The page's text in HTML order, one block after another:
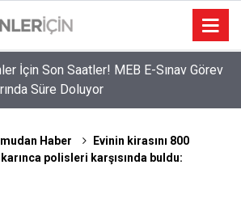
İçin Son Saatler! MEB E-Sınav Görev
Süre Doluyor
Haber
Evinin kirasını 800
polisleri karşısında buldu: